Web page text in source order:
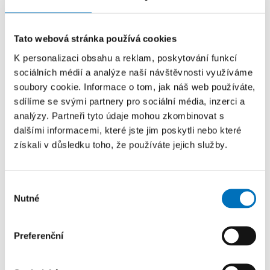
Tato webová stránka používá cookies
K personalizaci obsahu a reklam, poskytování funkcí
sociálních médií a analýze naší návštěvnosti využíváme
soubory cookie. Informace o tom, jak náš web používáte,
sdílíme se svými partnery pro sociální média, inzerci a
analýzy. Partneři tyto údaje mohou zkombinovat s
dalšími informacemi, které jste jim poskytli nebo které
získali v důsledku toho, že používáte jejich služby.
souhlasu
Nutné
Preferenční
#10 Mezioborová spolupráce, přírodní
a humanitní vědy, UX
#11 Bezpečnost a etické hackování
#13 Budoucnost a nové směry v IT